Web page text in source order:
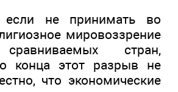
не принимать во
мировоззрение
стран,
конца этот разрыв не
что экономические